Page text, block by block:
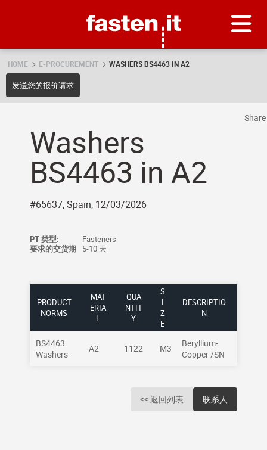
HOME E-PROCUREMENT WASHERS BS4463 IN A2
发送您的报价请求
Washers
BS4463 in A2
#65637, Spain, 12/03/2026
PT 类型:
Fasteners
要求的交货期
5-10 天
PRODUCT
NORMS
MAT
ERIA
L
QUA
NTIT
Y
S
I
Z
E
DESCRIPTIO
N
BS4463
Washers
A2 1122 M3
Beryllium-
Copper /SN
<< 返回列表 联系人
Share